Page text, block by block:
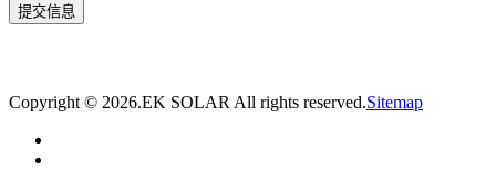
Copyright © 2026.EK SOLAR All rights reserved.Sitemap